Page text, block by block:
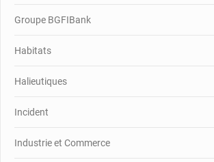
Groupe BGFIBank
Habitats
Halieutiques
Incident
Industrie et Commerce